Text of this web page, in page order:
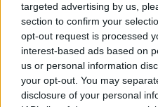
targeted advertising by us,
section to confirm your
opt-out request is processed
interest-based ads based on
us or personal information
your opt-out. You may
disclosure of your personal